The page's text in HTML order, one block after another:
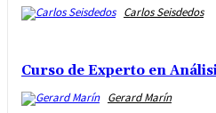
Carlos Seisdedos
Curso de Experto en
Gerard Marín